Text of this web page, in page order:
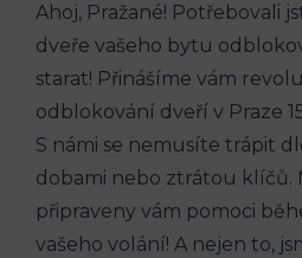
Ahoj, Pražané! Potřebovali
dveře vašeho bytu
starat! ‌Přinášíme vám
odblokování dveří v Praze
S námi ‍se nemusíte trápit
dobami ​nebo ztrátou⁢ klíčů.
připraveny vám pomoci
vašeho volání! A nejen to,